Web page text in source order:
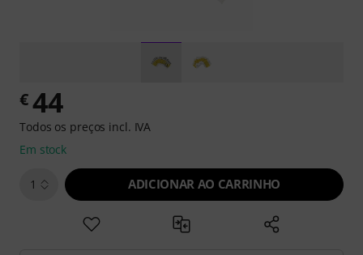
€44
Todos os preços incl. IVA
Em stock
1 ADICIONAR AO CARRINHO